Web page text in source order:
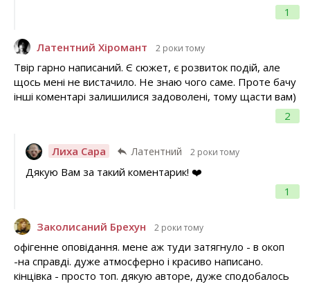
1
Латентний Хіромант 2 роки тому
2
Твір гарно написаний. Є сюжет, є розвиток подій, але
щось мені не вистачило. Не знаю чого саме. Проте бачу
інші коментарі залишилися задоволені, тому щасти вам)
Лиха Сара Латентний 2 роки тому
1
Дякую Вам за такий коментарик! ❤️
Заколисаний Брехун 2 роки тому
офігенне оповідання. мене аж туди затягнуло - в окоп
-на справді. дуже атмосферно і красиво написано.
кінцівка - просто топ. дякую авторе, дуже сподобалось